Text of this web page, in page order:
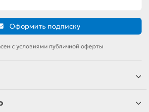
Оформить подписку
с условиями публичной оферты